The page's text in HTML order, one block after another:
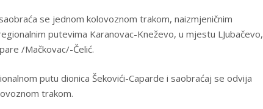
se jednom kolovoznom trakom, naizmjeničnim
putevima Karanovac-Kneževo, u mjestu LJubačevo,
/Mačkovac/-Čelić.
putu dionica Šekovići-Caparde i saobraćaj se odvija
trakom.